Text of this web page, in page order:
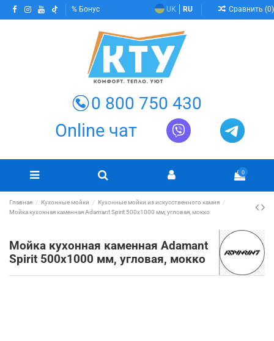
Бонус UK RU Сравнить (0)
0 800 750 430
Online чат
0
Главная Кухонные мойки
Кухонные мойки из искусственного камня
Мойка кухонная каменная Adamant Spirit 500х1000 мм, угловая, мокко
Мойка кухонная каменная Adamant
Spirit 500х1000 мм, угловая, мокко